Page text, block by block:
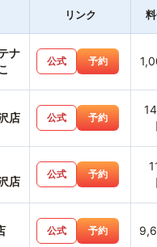
リンク
ナ
公式 予約
店 公式 予約
店
公式 予約
公式 予約